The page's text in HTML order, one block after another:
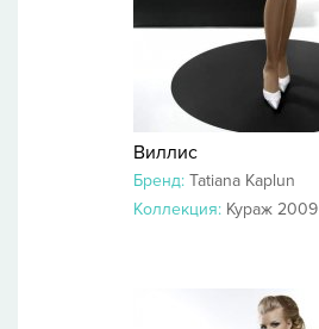
Виллис
Бренд: Tatiana Kaplun
Коллекция: Кураж 2009